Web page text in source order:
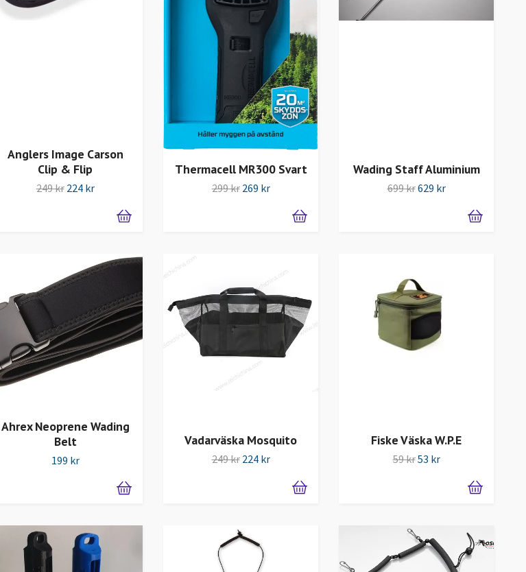
Anglers Image Carson
Clip & Flip
249 kr 224 kr
Thermacell MR300 Svart
299 kr 269 kr
Wading Staff Aluminium
699 kr629 kr
Ahrex Neoprene Wading
Belt
199 kr
Vadarväska Mosquito
249 kr 224 kr
Fiske Väska W.P.E
59 kr53 kr